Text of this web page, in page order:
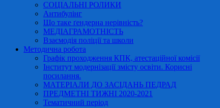
СОЦІАЛЬНІ РОЛИКИ
Антибулінг
Що таке ґендерна нерівність?
МЕДІАГРАМОТНІСТЬ
Взаємодія поліції та школи
Методична робота
Графік проходження КПК, атестаційної комісії
Інститут модернізації змісту освіти. Корисні
посилання.
МАТЕРІАЛИ ДО ЗАСІДАНЬ ПЕДРАД
ПРЕДМЕТНІ ТИЖНІ 2020-2021
Тематичний період